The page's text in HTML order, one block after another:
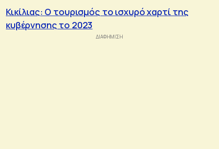
Κικίλιας: Ο τουρισμός το ισχυρό χαρτί της
κυβέρνησης το 2023